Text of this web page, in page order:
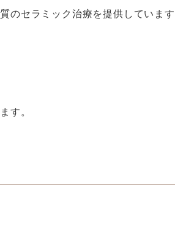
のセラミック治療を提供しています
す。